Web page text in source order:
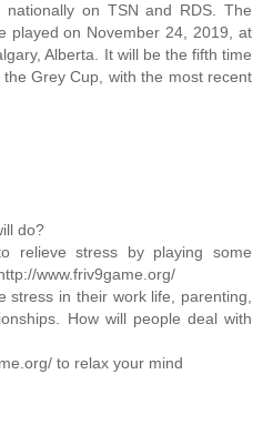
nationally on TSN and RDS. The
played on November 24, 2019, at
Alberta. It will be the fifth time
Grey Cup, with the most recent
do?
relieve stress by playing some
www.friv9game.org/
stress in their work life, parenting,
How will people deal with
to relax your mind